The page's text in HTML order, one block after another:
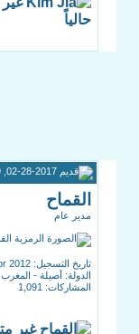
القماح
مدير عام
تاريخ التسجيل: Apr 2012
الدولة: أصيلة - المغرب
المشاركات: 1,091